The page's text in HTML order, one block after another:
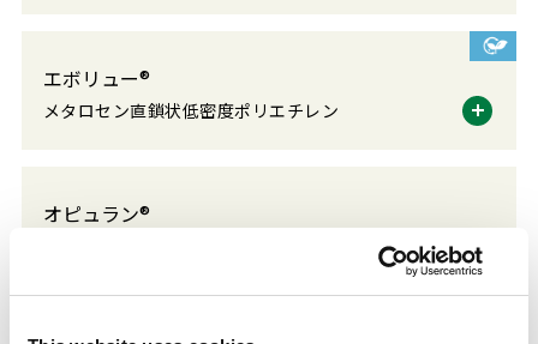
エボリュー®
メタロセン直鎖状低密度ポリエチレン
オピュラン®